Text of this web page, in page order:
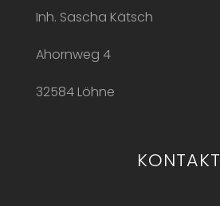
Inh. Sascha Kätsch
Ahornweg 4
32584 Löhne
KONTAKT